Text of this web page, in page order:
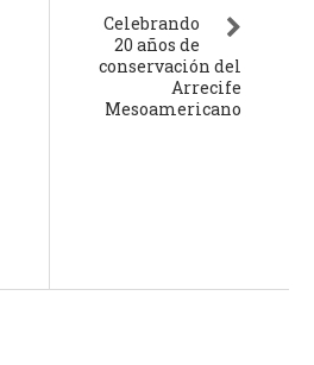
Celebrando
20 años de
conservación del
Arrecife
Mesoamericano